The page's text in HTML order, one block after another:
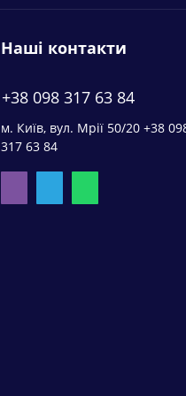
Наші контакти
+38 098 317 63 84
м. Київ, вул. Мрії 50/20 +38
317 63 84